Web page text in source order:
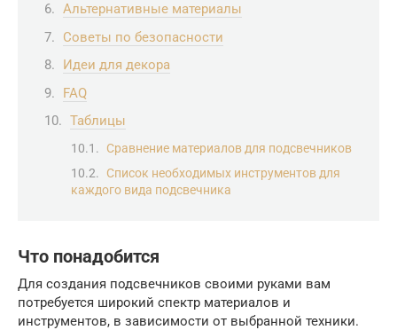
Альтернативные материалы
Советы по безопасности
Идеи для декора
FAQ
Таблицы
Сравнение материалов для подсвечников
Список необходимых инструментов для
каждого вида подсвечника
Что понадобится
Для создания подсвечников своими руками вам
потребуется широкий спектр материалов и
инструментов, в зависимости от выбранной техники.